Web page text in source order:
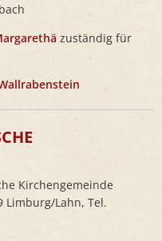
zuständig für
Kirchengemeinde
Limburg/Lahn, Tel.